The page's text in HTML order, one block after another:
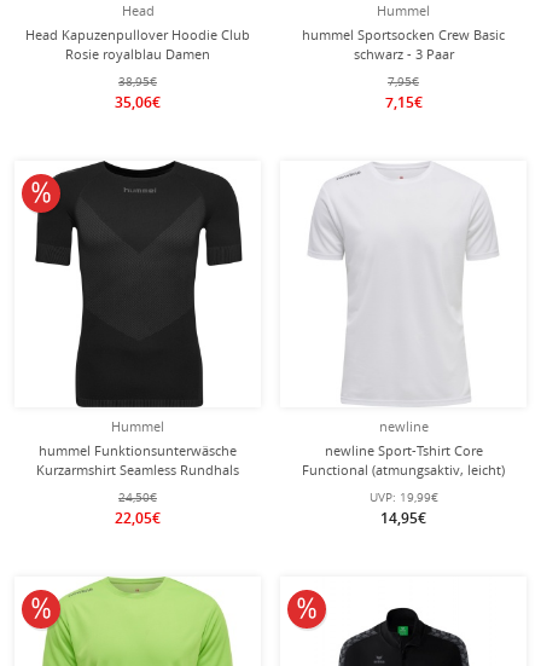
Head
Head Kapuzenpullover Hoodie Club
Rosie royalblau Damen
38,95€
35,06€
Hummel
hummel Sportsocken Crew Basic
schwarz - 3 Paar
7,95€
7,15€
Hummel
hummel Funktionsunterwäsche
Kurzarmshirt Seamless Rundhals
nahtlos schwarz Herren
24,50€
22,05€
10% reduziert
newline
newline Sport-Tshirt Core
Functional (atmungsaktiv, leicht)
Kurzarm weiss Herren
UVP: 19,99€
14,95€
10% reduziert 10% reduziert